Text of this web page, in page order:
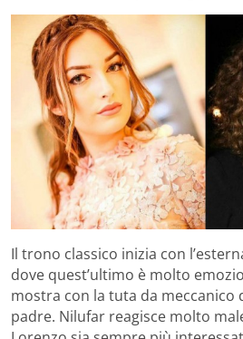
Il trono classico inizia con
dove quest’ultimo è molto
mostra con la tuta da meccanico
padre. Nilufar reagisce molto